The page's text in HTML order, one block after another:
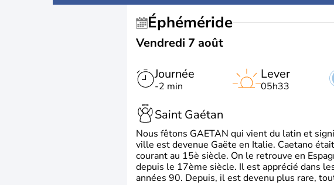
Éphéméride
Vendredi 7 août
Journée
-2 min
Lever
05h33
Saint Gaétan
Nous fêtons GAETAN qui vient du latin et
ville est devenue Gaëte en Italie. Caetano
courant au 15è siècle. On le retrouve en
depuis le 17ème siècle. Il est apprécié dans
années 90. Depuis, il est devenu plus rare,